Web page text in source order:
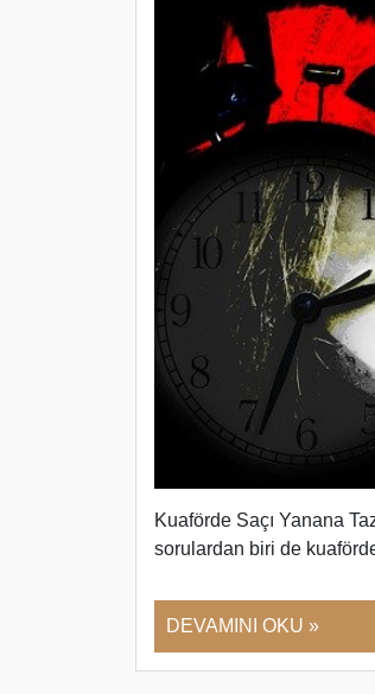
Kuaförde Saçı Yanana
sorulardan biri de
DEVAMINI OKU »